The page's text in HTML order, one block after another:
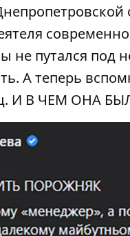
не путался под
А теперь
И В ЧЕМ ОНА